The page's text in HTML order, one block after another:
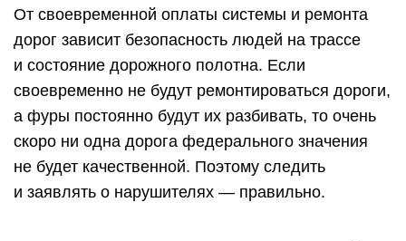
От своевременной оплаты системы и ремонта
дорог зависит безопасность людей на трассе
и состояние дорожного полотна. Если
своевременно не будут ремонтироваться дороги,
а фуры постоянно будут их разбивать, то очень
скоро ни одна дорога федерального значения
не будет качественной. Поэтому следить
и заявлять о нарушителях — правильно.